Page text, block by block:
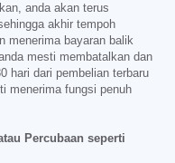
anda akan terus
akhir tempoh
menerima bayaran balik
mesti membatalkan dan
hari dari pembelian terbaru
menerima fungsi penuh
Percubaan seperti